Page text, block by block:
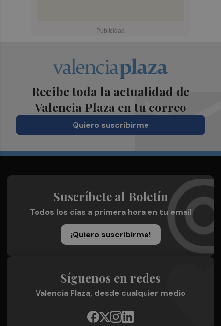
Recibe toda la actualidad de
Valencia Plaza en tu correo
Quiero suscribirme
Suscríbete al Boletín
Todos los días a primera hora en tu email
¡Quiero suscribirme!
Síguenos en redes
Valencia Plaza, desde cualquier medio